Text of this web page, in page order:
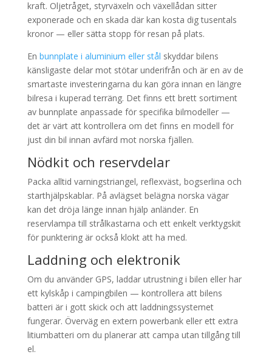
kraft. Oljetråget, styrväxeln och växellådan sitter
exponerade och en skada där kan kosta dig tusentals
kronor — eller sätta stopp för resan på plats.
En bunnplate i aluminium eller stål skyddar bilens
känsligaste delar mot stötar underifrån och är en av de
smartaste investeringarna du kan göra innan en längre
bilresa i kuperad terräng. Det finns ett brett sortiment
av bunnplate anpassade för specifika bilmodeller —
det är värt att kontrollera om det finns en modell för
just din bil innan avfärd mot norska fjällen.
Nödkit och reservdelar
Packa alltid varningstriangel, reflexväst, bogserlina och
starthjälpskablar. På avlägset belägna norska vägar
kan det dröja länge innan hjälp anländer. En
reservlampa till strålkastarna och ett enkelt verktygskit
för punktering är också klokt att ha med.
Laddning och elektronik
Om du använder GPS, laddar utrustning i bilen eller har
ett kylskåp i campingbilen — kontrollera att bilens
batteri är i gott skick och att laddningssystemet
fungerar. Överväg en extern powerbank eller ett extra
litiumbatteri om du planerar att campa utan tillgång till
el.